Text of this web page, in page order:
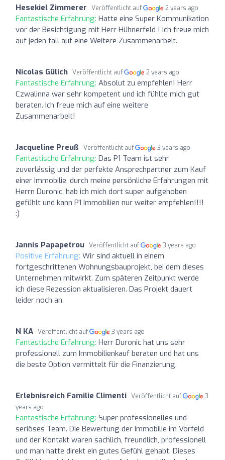
Hesekiel Zimmerer Veröffentlicht auf 2 years ago
Fantastische Erfahrung: Hatte eine Super Kommunikation
vor der Besichtigung mit Herr Hühnerfeld ! Ich freue mich
auf jeden fall auf eine Weitere Zusammenarbeit.
Nicolas Gülich Veröffentlicht auf 2 years ago
Fantastische Erfahrung: Absolut zu empfehlen! Herr
Czwalinna war sehr kompetent und ich fühlte mich gut
beraten. Ich freue mich auf eine weitere
Zusammenarbeit!
Jacqueline Preuß Veröffentlicht auf 3 years ago
Fantastische Erfahrung: Das P1 Team ist sehr
zuverlässig und der perfekte Ansprechpartner zum Kauf
einer Immobilie, durch meine persönliche Erfahrungen mit
Herrn Duronic, hab ich mich dort super aufgehoben
gefühlt und kann P1 Immobilien nur weiter empfehlen!!!!
:)
Jannis Papapetrou Veröffentlicht auf 3 years ago
Positive Erfahrung: Wir sind aktuell in einem
fortgeschrittenen Wohnungsbauprojekt, bei dem dieses
Unternehmen mitwirkt. Zum späteren Zeitpunkt werde
ich diese Rezession aktualisieren. Das Projekt dauert
leider noch an.
N KA Veröffentlicht auf 3 years ago
Fantastische Erfahrung: Herr Duronic hat uns sehr
professionell zum Immobilienkauf beraten und hat uns
die beste Option vermittelt für die Finanzierung.
Erlebnisreich Familie Climenti Veröffentlicht auf
3
years ago
Fantastische Erfahrung: Super professionelles und
seriöses Team. Die Bewertung der Immobilie im Vorfeld
und der Kontakt waren sachlich, freundlich, professionell
und man hatte direkt ein gutes Gefühl gehabt. Dieses